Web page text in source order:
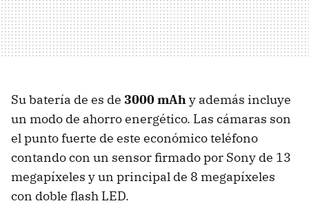
Su batería de es de 3000 mAhy además incluye
un modo de ahorro energético. Las cámaras son
el punto fuerte de este económico teléfono
contando con un sensor firmado por Sony de 13
megapíxeles y un principal de 8 megapíxeles
con doble flash LED.